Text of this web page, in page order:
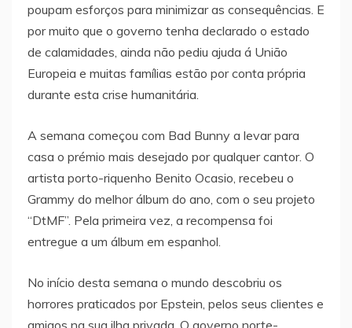
poupam esforços para minimizar as consequências. E
por muito que o governo tenha declarado o estado
de calamidades, ainda não pediu ajuda á União
Europeia e muitas famílias estão por conta própria
durante esta crise humanitária.
A semana começou com Bad Bunny a levar para
casa o prémio mais desejado por qualquer cantor. O
artista porto-riquenho Benito Ocasio, recebeu o
Grammy do melhor álbum do ano, com o seu projeto
“DtMF”. Pela primeira vez, a recompensa foi
entregue a um álbum em espanhol.
No início desta semana o mundo descobriu os
horrores praticados por Epstein, pelos seus clientes e
amigos na sua ilha privada. O governo norte-